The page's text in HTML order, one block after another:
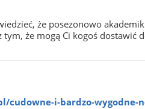
że posezonowo
tym, że mogą Ci kogoś dostawić
cudowne-i-bardzo-wygodne-